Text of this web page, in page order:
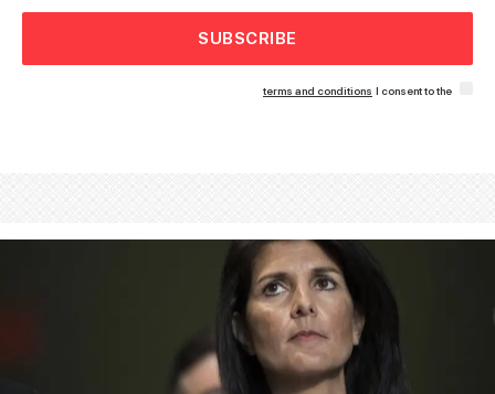
SUBSCRIBE
I consent to the
terms and conditions